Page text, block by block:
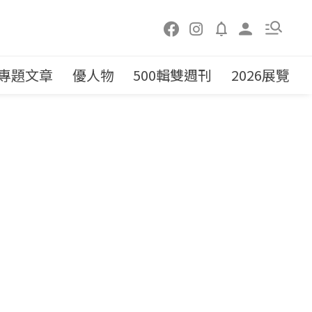
題文章 優人物 500輯雙週刊 2026展覽